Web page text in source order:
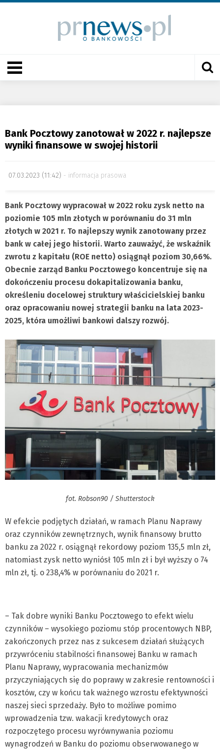
Bank Pocztowy zanotował w 2022 r. najlepsze
wyniki finansowe w swojej historii
07.03.2023 (11:42) informacja prasowa
Bank Pocztowy wypracował w 2022 roku zysk netto na
poziomie 105 mln złotych w porównaniu do 31 mln
złotych w 2021 r. To najlepszy wynik zanotowany przez
bank w całej jego historii. Warto zauważyć, że wskaźnik
zwrotu z kapitału (ROE netto) osiągnął poziom 30,66%.
Obecnie zarząd Banku Pocztowego koncentruje się na
dokończeniu procesu dokapitalizowania banku,
określeniu docelowej struktury właścicielskiej banku
oraz opracowaniu nowej strategii banku na lata 2023-
2025, która umożliwi bankowi dalszy rozwój.
fot. Robson90 / Shutterstock
W efekcie podjętych działań, w ramach Planu Naprawy
oraz czynników zewnętrznych, wynik finansowy brutto
banku za 2022 r. osiągnął rekordowy poziom 135,5 mln zł,
natomiast zysk netto wyniósł 105 mln zł i był wyższy o 74
mln zł, tj. o 238,4% w porównaniu do 2021 r.
– Tak dobre wyniki Banku Pocztowego to efekt wielu
czynników – wysokiego poziomu stóp procentowych NBP,
zakończonych przez nas z sukcesem działań służących
przywróceniu stabilności finansowej Banku w ramach
Planu Naprawy, wypracowania mechanizmów
przyczyniających się do poprawy w zakresie rentowności i
kosztów, czy w końcu tak ważnego wzrostu efektywności
naszej sieci sprzedaży. Było to możliwe pomimo
wprowadzenia tzw. wakacji kredytowych oraz
rozpoczętego procesu wyrównywania poziomu
wynagrodzeń w Banku do poziomu obserwowanego w